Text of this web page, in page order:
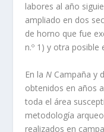
labores al año
ampliado en dos
de horno que fue
n.º 1) y otra posible
En laN Campaña y
obtenidos en años
toda el área
metodología
realizados en